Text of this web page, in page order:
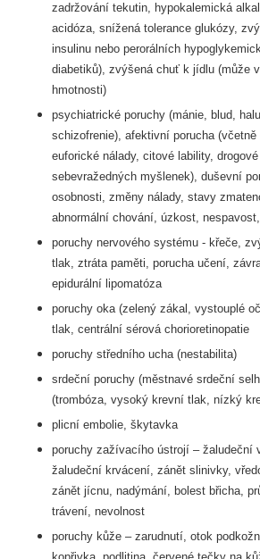
zadržování tekutin, hypokalemická
acidóza, snížená tolerance glukózy,
insulinu nebo perorálních
diabetiků), zvýšená chuť k jídlu (může
hmotnosti)
psychiatrické poruchy (mánie, blud,
schizofrenie), afektivní porucha (včetně
euforické nálady, citové lability,
sebevražedných myšlenek), duševní
osobnosti, změny nálady, stavy
abnormální chování, úzkost,
poruchy nervového systému - křeče,
tlak, ztráta paměti, porucha učení,
epidurální lipomatóza
poruchy oka (zelený zákal, vystouplé
tlak, centrální sérová chorioretinopatie
poruchy středního ucha (nestabilita)
srdeční poruchy (městnavé srdeční
(trombóza, vysoký krevní tlak, nízký
plicní embolie, škytavka
poruchy zažívacího ústrojí – žaludeční
žaludeční krvácení, zánět slinivky,
zánět jícnu, nadýmání, bolest břicha,
trávení, nevolnost
poruchy kůže – zarudnutí, otok